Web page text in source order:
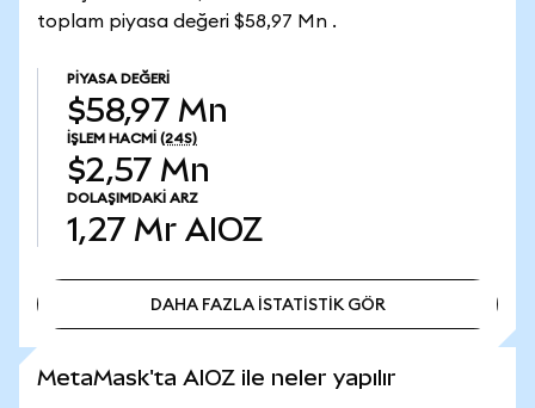
toplam piyasa değeri $58,97 Mn .
PIYASA DEĞERI
$58,97 Mn
İŞLEM HACMI (24S)
$2,57 Mn
DOLAŞIMDAKI ARZ
1,27 Mr AIOZ
DAHA FAZLA İSTATİSTİK GÖR
MetaMask'ta AIOZ ile neler yapılır